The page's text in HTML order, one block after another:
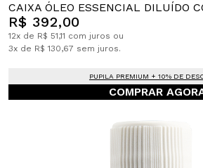
CAIXA ÓLEO ESSENCIAL DILUÍDO
R$ 392,00
12x de R$ 51,11 com juros ou
3x de R$ 130,67 sem juros.
PUPILA PREMIUM + 10% DE
COMPRAR